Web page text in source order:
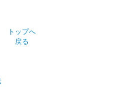
ら500年の節目の年を記念して、小田
三自治体の協動事業として作成された
……
トップへ
戻る